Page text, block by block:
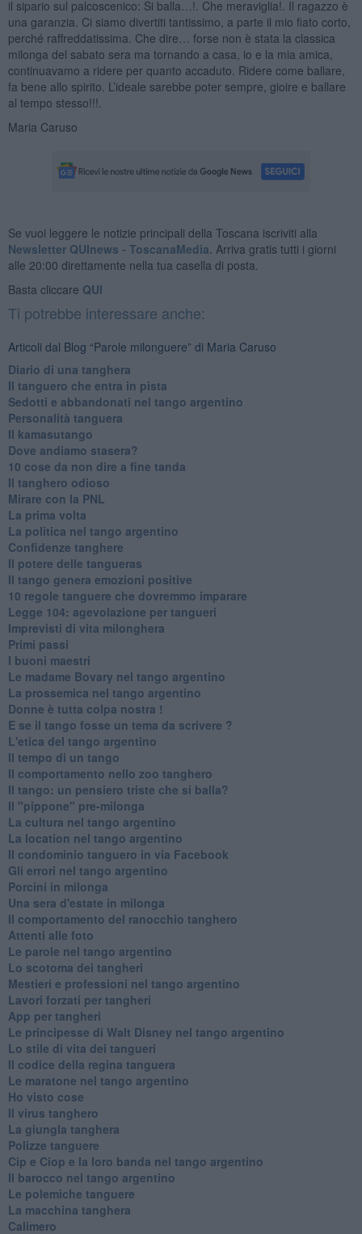
il sipario sul palcoscenico: Si balla…!. Che meraviglia!. Il ragazzo è
una garanzia. Ci siamo divertiti tantissimo, a parte il mio fiato corto,
perché raffreddatissima. Che dire… forse non è stata la classica
milonga del sabato sera ma tornando a casa, io e la mia amica,
continuavamo a ridere per quanto accaduto. Ridere come ballare,
fa bene allo spirito. L’ideale sarebbe poter sempre, gioire e ballare
al tempo stesso!!!.
Maria Caruso
Se vuoi leggere le notizie principali della Toscana iscriviti alla
Newsletter QUInews - ToscanaMedia. Arriva gratis tutti i giorni
alle 20:00 direttamente nella tua casella di posta.
Basta cliccare QUI
Ti potrebbe interessare anche:
Articoli dal Blog “Parole milonguere” di Maria Caruso
Diario di una tanghera
Il tanguero che entra in pista
Sedotti e abbandonati nel tango argentino
Personalità tanguera
Il kamasutango
Dove andiamo stasera?
10 cose da non dire a fine tanda
Il tanghero odioso
Mirare con la PNL
La prima volta
La politica nel tango argentino
Confidenze tanghere
Il potere delle tangueras
Il tango genera emozioni positive
10 regole tanguere che dovremmo imparare
Legge 104: agevolazione per tangueri
Imprevisti di vita milonghera
Primi passi
I buoni maestri
Le madame Bovary nel tango argentino
La prossemica nel tango argentino
Donne è tutta colpa nostra !
E se il tango fosse un tema da scrivere ?
L'etica del tango argentino
Il tempo di un tango
Il comportamento nello zoo tanghero
Il tango: un pensiero triste che si balla?
Il "pippone" pre-milonga
La cultura nel tango argentino
La location nel tango argentino
Il condominio tanguero in via Facebook
Gli errori nel tango argentino
Porcini in milonga
Una sera d'estate in milonga
Il comportamento del ranocchio tanghero
Attenti alle foto
Le parole nel tango argentino
Lo scotoma dei tangheri
Mestieri e professioni nel tango argentino
Lavori forzati per tangheri
App per tangheri
Le principesse di Walt Disney nel tango argentino
Lo stile di vita dei tangueri
Il codice della regina tanguera
Le maratone nel tango argentino
Ho visto cose
Il virus tanghero
La giungla tanghera
Polizze tanguere
Cip e Ciop e la loro banda nel tango argentino
Il barocco nel tango argentino
Le polemiche tanguere
La macchina tanghera
Calimero